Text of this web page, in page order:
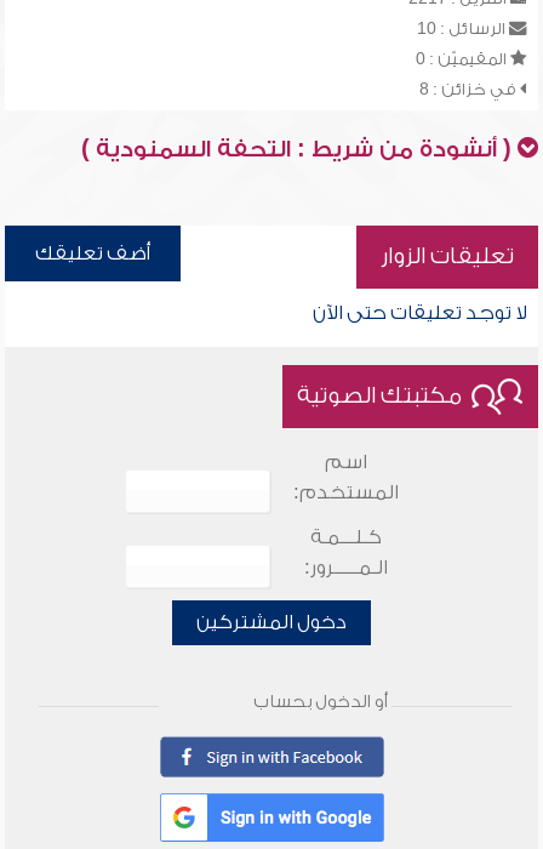
الرسائل : 10
المقيميّن : 0
في خزائن : 8
( أنشودة من شريط : التحفة السمنودية )
تعليقات الزوار أضف تعليقك
لا توجد تعليقات حتى الآن
مكتبتك الصوتية
اسم
المستخدم:
كـلـــمـة
الـمـــــرور:
دخول المشتركين
أو الدخول بحساب